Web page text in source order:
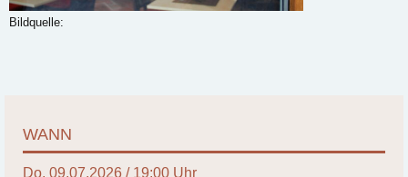
Bildquelle:
WANN
Do, 09.07.2026 / 19:00 Uhr